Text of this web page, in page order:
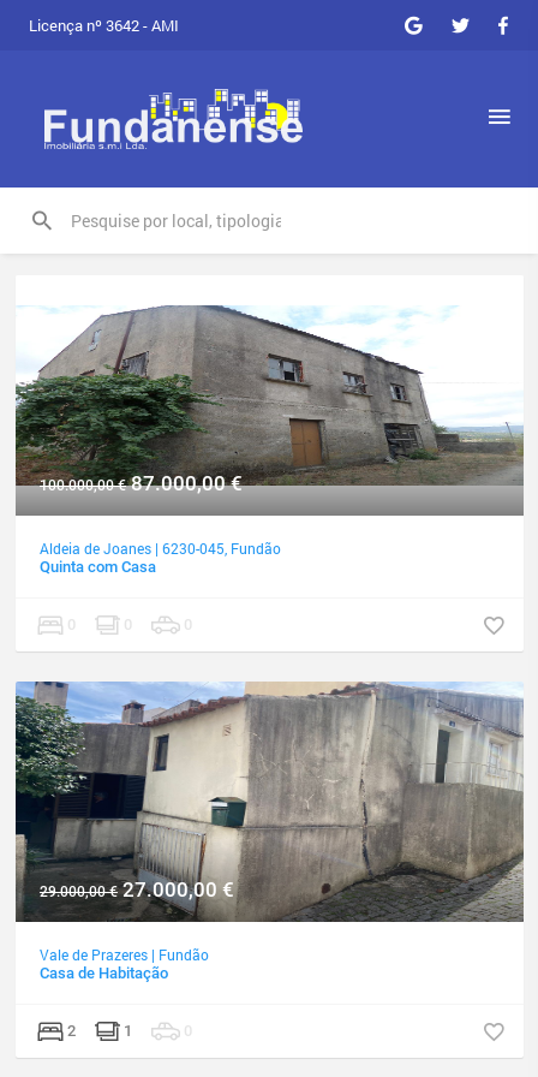
Licença nº 3642 - AMI
100.000,00€ 87.000,00€
Aldeia de Joanes | 6230-045 Fundão
Quinta com Casa
0 0 0
29.000,00€ 27.000,00 €
Vale de Prazeres | Fundão
Casa de Habitação
2 1 0